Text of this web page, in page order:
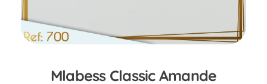
Mlabess Classic Amande